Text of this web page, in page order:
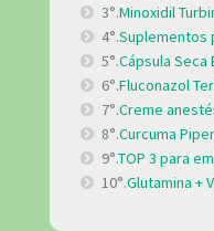
3°.Minoxidil
4°.Suplementos
5°.Cápsula Seca
6°.Fluconazol
7°.Creme
8°.Curcuma
9°.TOP 3 para
10°.Glutamina +